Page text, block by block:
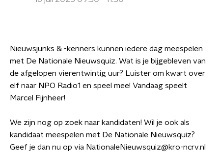
Nieuwsjunks & -kenners kunnen iedere dag meespelen
met De Nationale Nieuwsquiz. Wat is je bijgebleven van
de afgelopen vierentwintig uur? Luister om kwart over
elf naar NPO Radio1 en speel mee! Vandaag speelt
Marcel Fijnheer!
We zijn nog op zoek naar kandidaten! Wil je ook als
kandidaat meespelen met De Nationale Nieuwsquiz?
Geef je dan nu op via NationaleNieuwsquiz@kro-ncrv.nl